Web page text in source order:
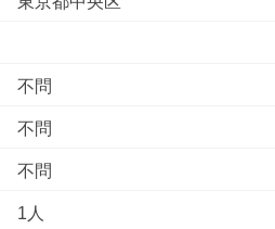
不問
不問
不問
1人